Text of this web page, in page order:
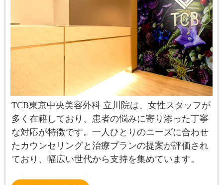
TCB東京中央美容外科 立川院は、女性スタッフが
多く在籍しており、患者の悩みに寄り添った丁寧
な対応が特徴です。一人ひとりのニーズに合わせ
たカウンセリングと治療プランの提案が評価され
ており、幅広い世代から支持を集めています。